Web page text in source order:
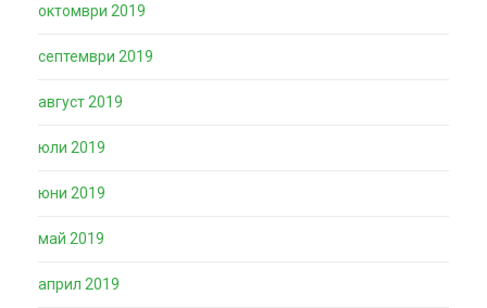
октомври 2019
септември 2019
август 2019
юли 2019
юни 2019
май 2019
април 2019